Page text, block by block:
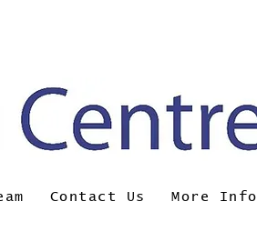
Contact Us More Info